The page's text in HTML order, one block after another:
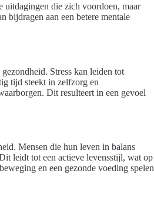
uitdagingen die zich voordoen, maar
bijdragen aan een betere mentale
Stress kan leiden tot
tijd steekt in zelfzorg en
Dit resulteert in een gevoel
Mensen die hun leven in balans
leidt tot een actieve levensstijl, wat op
en een gezonde voeding spelen